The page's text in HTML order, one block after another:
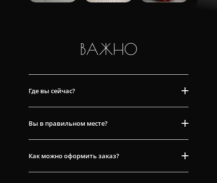
ВАЖНО
Где вы сейчас?
Вы в правильном месте?
Как можно оформить заказ?